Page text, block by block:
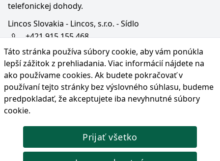
Táto stránka používa súbory cookie, aby vám ponúkla
lepší zážitok z prehliadania. Viac informácií nájdete na
ako používame cookies. Ak budete pokračovať v
používaní tejto stránky bez výslovného súhlasu, budeme
predpokladať, že akceptujete iba nevyhnutné súbory
cookie.
Prijať všetko
telefonickej dohody.
Lincos Slovakia - Lincos, s.r.o. - Sídlo
+421 915 155 468
+36/30 343 6714
bratislava@lincos.sk
Lincos s.r.o., Rustaveliho 4, 831 06 Bratislava - m. č.
Rača, Slovensko
Iba sídlo firmy